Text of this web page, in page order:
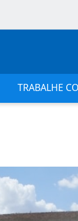
TRABALHE